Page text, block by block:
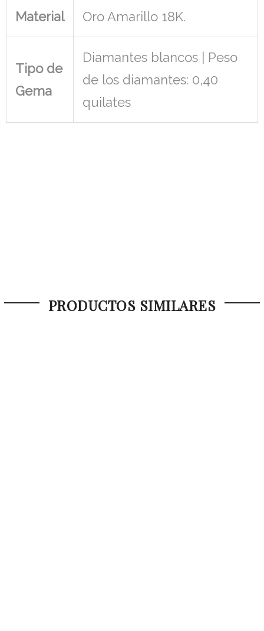
Material Oro Amarillo 18K.
Tipo de
Gema
Diamantes blancos | Peso
de los diamantes: 0,40
quilates
PRODUCTOS SIMILARES